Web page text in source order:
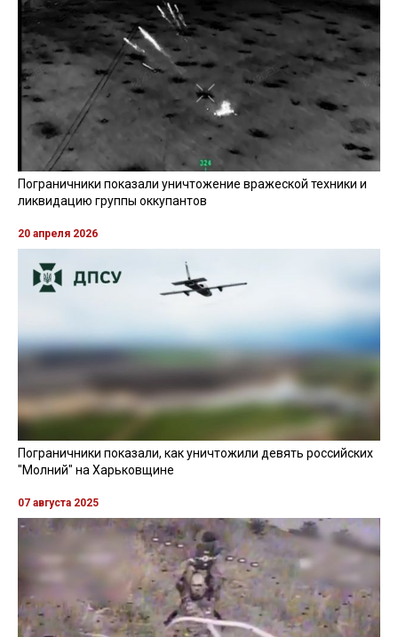
Пограничники показали уничтожение вражеской техники и
ликвидацию группы оккупантов
20 апреля 2026
Пограничники показали, как уничтожили девять российских
"Молний" на Харьковщине
07 августа 2025